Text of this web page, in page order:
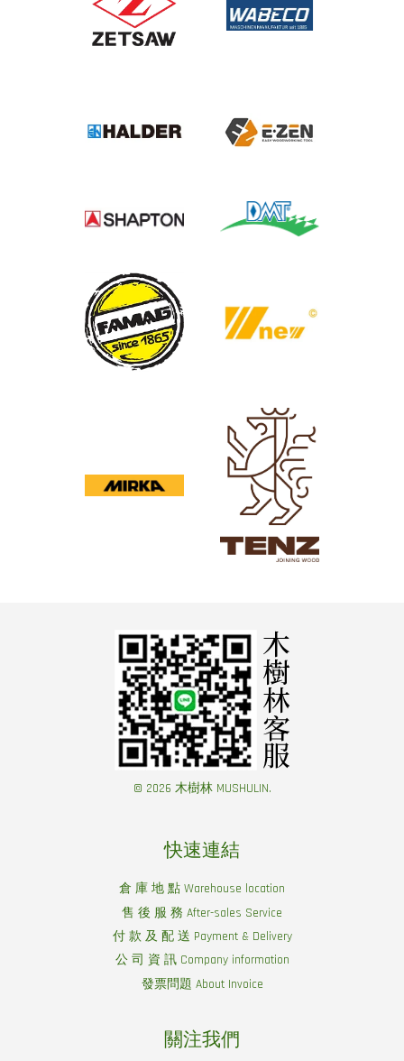
© 2026 木樹林 MUSHULIN.
快速連結
倉 庫 地 點 Warehouse location
售 後 服 務 After-sales Service
付 款 及 配 送 Payment & Delivery
公 司 資 訊 Company information
發票問題 About Invoice
關注我們